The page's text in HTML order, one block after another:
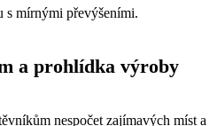
s mírnými převýšeními.
a prohlídka výroby
nespočet zajímavých míst a